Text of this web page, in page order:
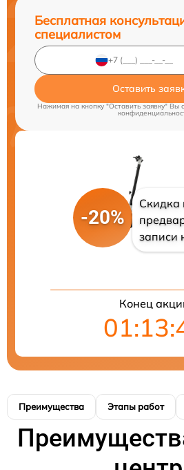
Бесплатная
специалистом
Оставить
Нажимая на кнопку "Оставить заявку" Вы
-20%
Скидка
записи
Конец
Преимущества Этапы работ